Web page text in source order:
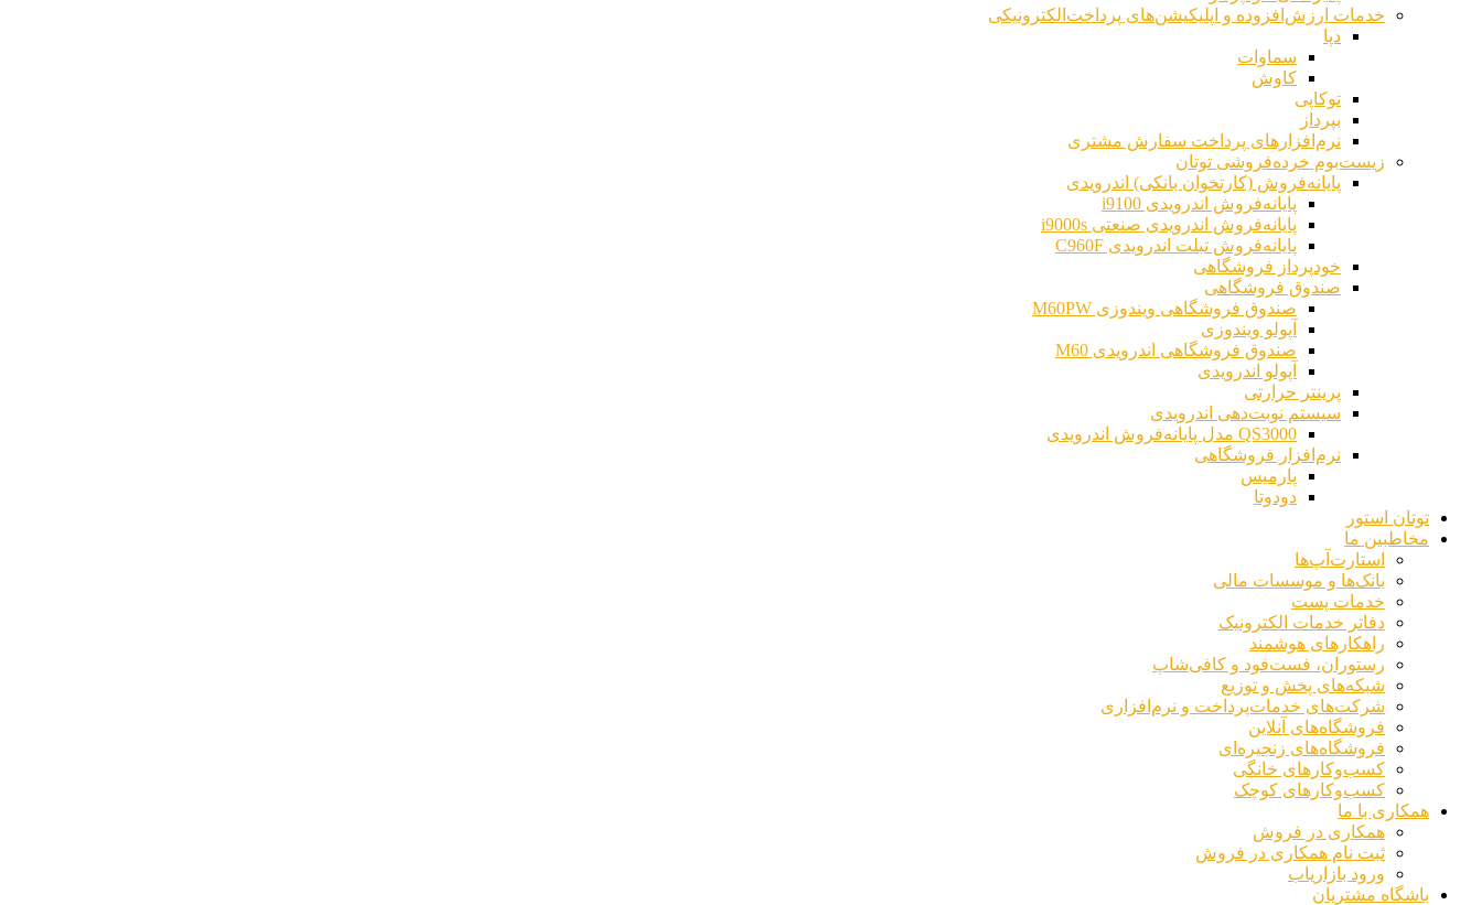
خدمات ارزش‌افزوده و اپلیکیشن‌های پرداخت‌الکترونیکی
دپا
سماوات
کاوش
توکاپی
بپرداز
نرم‌افزارهای پرداخت سفارش مشتری
زیست‌بوم خرده‌فروشی توتان
پایانه‌فروش (کارتخوان بانکی) اندرویدی
پایانه‌فروش اندرویدی i9100
پایانه‌فروش اندرویدی صنعتی i9000s
پایانه‌فروش تبلت اندرویدی C960F
خودپرداز فروشگاهی
صندوق فروشگاهی
صندوق فروشگاهی ویندوزی M60PW
آپولو ویندوزی
صندوق فروشگاهی اندرویدی M60
آپولو اندرویدی
پرینتر حرارتی
سیستم نوبت‌دهی اندرویدی
QS3000 مدل پایانه‌فروش اندرویدی
نرم‌افزار فروشگاهی
پارمیس
دودوتا
توتان استور
مخاطبین ما
استارت‌آپ‌ها
بانک‌ها و موسسات مالی
خدمات پست
دفاتر خدمات الکترونیک
راهکارهای هوشمند
رستوران، فست‌فود و کافی‌شاپ
شبکه‌های پخش و توزیع
شرکت‌های خدمات‌پرداخت و نرم‌افزاری
فروشگاه‌های آنلاین
فروشگاه‌های زنجیره‌ای
کسب‌وکارهای خانگی
کسب‌وکارهای کوچک
همکاری با ما
همکاری در فروش
ثبت نام همکاری در فروش
ورود بازاریاب
باشگاه مشتریان